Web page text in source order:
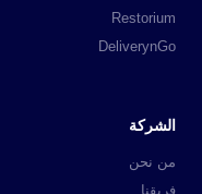
Restorium
DeliverynGo
الشركة
من نحن
فريقنا